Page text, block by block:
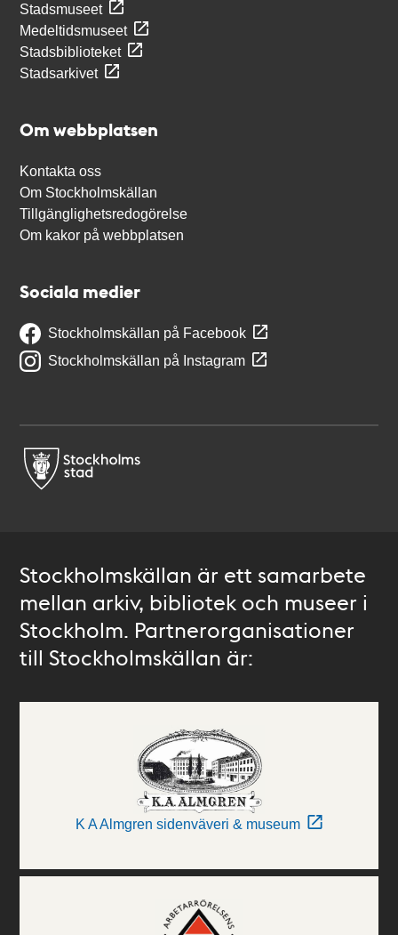
Stadsmuseet
Medeltidsmuseet
Stadsbiblioteket
Stadsarkivet
Om webbplatsen
Kontakta oss
Om Stockholmskällan
Tillgänglighetsredogörelse
Om kakor på webbplatsen
Sociala medier
Stockholmskällan på Facebook
Stockholmskällan på Instagram
Stockholmskällan är ett samarbete
mellan arkiv, bibliotek och museer i
Stockholm. Partnerorganisationer
till Stockholmskällan är:
K A Almgren sidenväveri & museum